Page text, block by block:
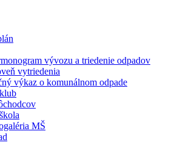
vývozu a triedenie odpadov
vytriedenia
výkaz o komunálnom odpade
MŠ